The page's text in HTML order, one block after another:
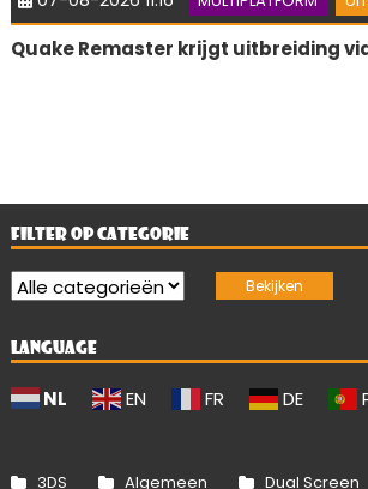
Quake Remaster krijgt uitbreiding
FILTER OP CATEGORIE
LANGUAGE
NL EN FR DE
3DS Algemeen Dual Screen